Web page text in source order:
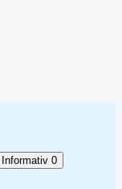
Informativ 0